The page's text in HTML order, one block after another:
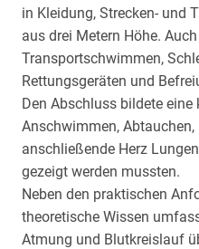
in Kleidung, Strecken- und
aus drei Metern Höhe.
Transportschwimmen,
Rettungsgeräten und
Den Abschluss bildete
Anschwimmen,
anschließende Herz
gezeigt werden mussten.
Neben den praktischen
theoretische Wissen
Atmung und Blutkreislauf